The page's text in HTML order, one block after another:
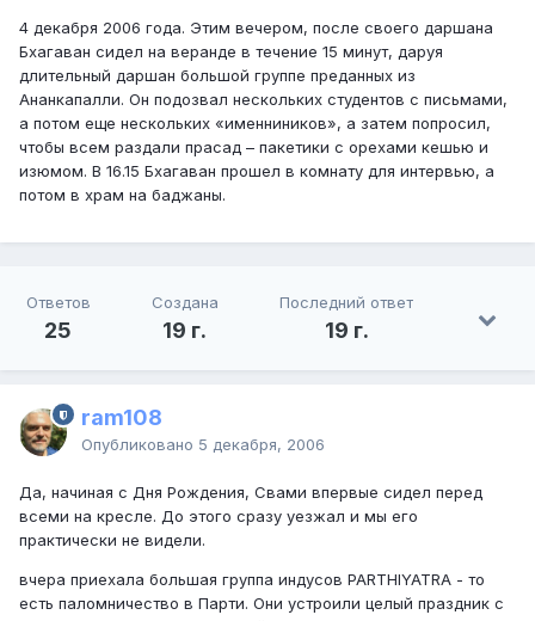
4 декабря 2006 года. Этим вечером, после своего даршана
Бхагаван сидел на веранде в течение 15 минут, даруя
длительный даршан большой группе преданных из
Ананкапалли. Он подозвал нескольких студентов с письмами,
а потом еще нескольких «именниников», а затем попросил,
чтобы всем раздали прасад – пакетики с орехами кешью и
изюмом. В 16.15 Бхагаван прошел в комнату для интервью, а
потом в храм на баджаны.
Ответов
25
Создана
19 г.
Последний ответ
19 г.
ram108
Опубликовано 5 декабря, 2006
Да, начиная с Дня Рождения, Свами впервые сидел перед
всеми на кресле. До этого сразу уезжал и мы его
практически не видели.
вчера приехала большая группа индусов PARTHIYATRA - то
есть паломничество в Парти. Они устроили целый праздник с